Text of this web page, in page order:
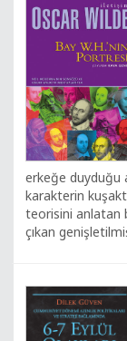
erkeğe duyduğu
karakterin
teorisini anlatan
çıkan